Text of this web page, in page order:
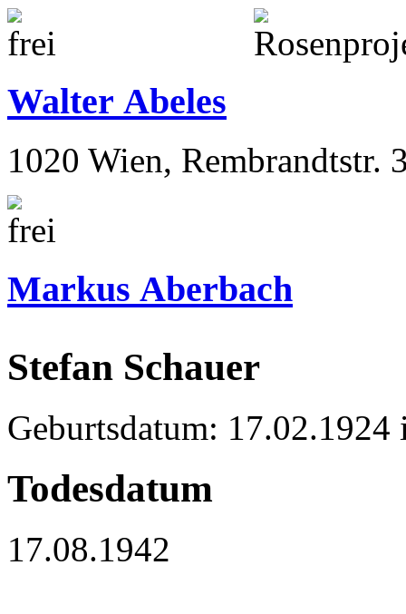
Walter Abeles
1020 Wien, Rembrandtstr.
Markus Aberbach
Stefan Schauer
Geburtsdatum: 17.02.1924
Todesdatum
17.08.1942